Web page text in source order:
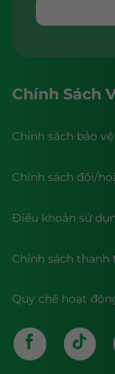
Chính Sách
Chính sách bảo
Chính sách đổi/
Điều khoản sử
Chính sách
Quy chế hoạt